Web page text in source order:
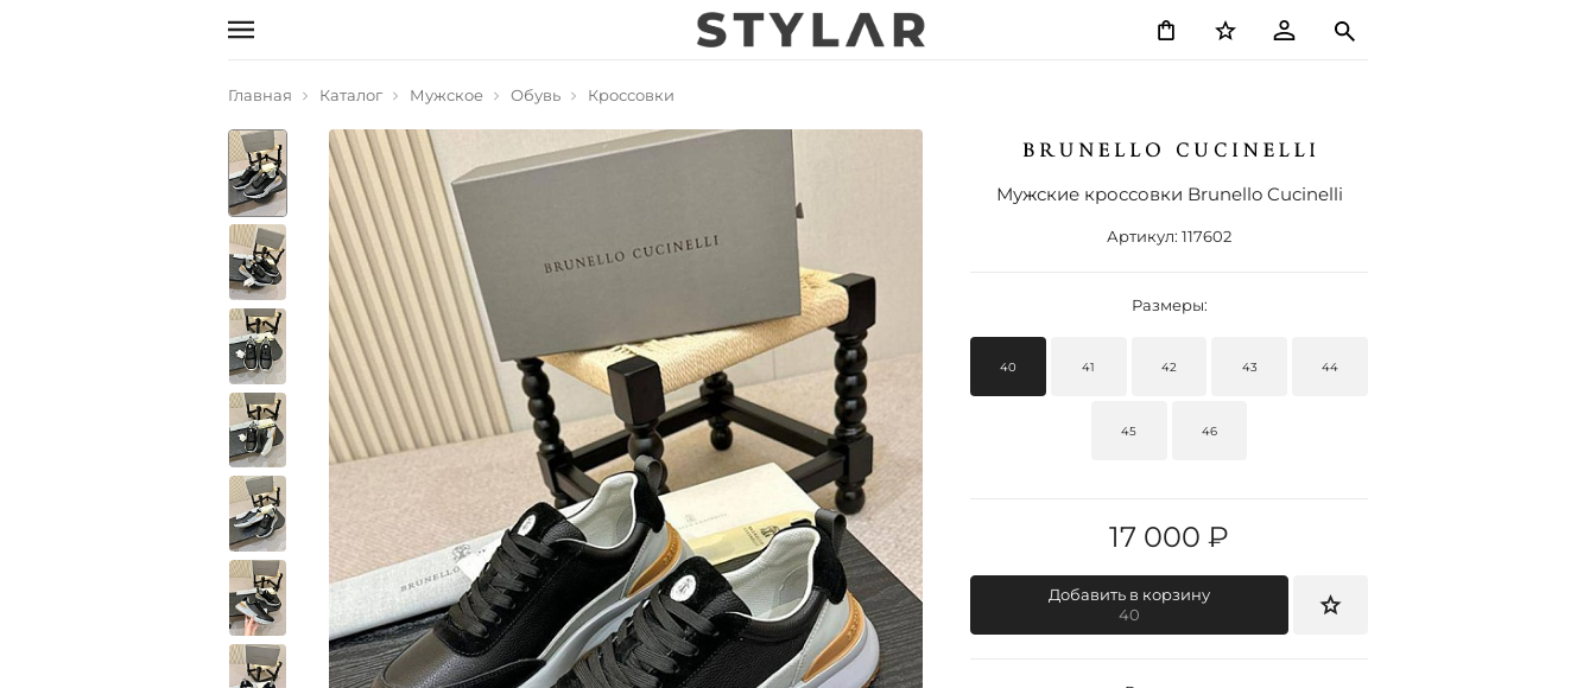
Главная Каталог Мужское Обувь Кроссовки
Мужские кроссовки Brunello Cucinelli
Артикул: 117602
Размеры:
40 41 42 43 44
45 46
17 000 ₽
Добавить в корзину
40